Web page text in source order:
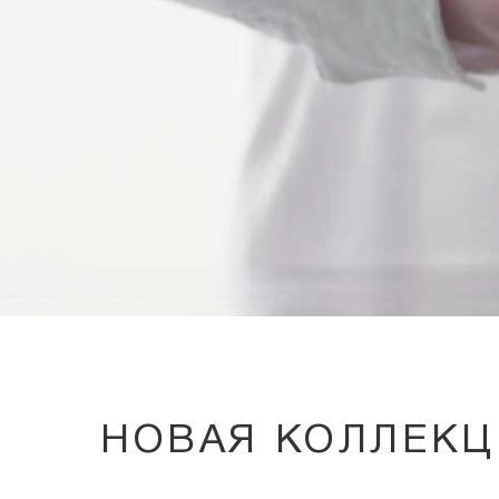
НОВАЯ